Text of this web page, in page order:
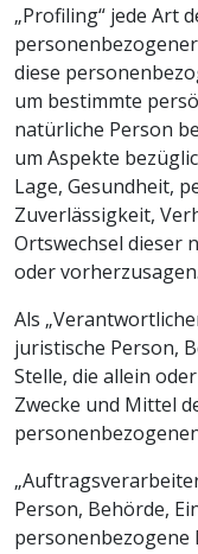
„Profiling“ jede Art
diese
um bestimmte
natürliche Person
um Aspekte
Lage, Gesundheit,
Zuverlässigkeit,
Ortswechsel dieser
oder vorherzusagen.
Als
juristische Person,
Stelle, die allein
Zwecke und Mittel
Person, Behörde,
personenbezogene